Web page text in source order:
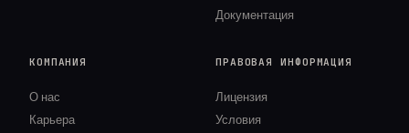
Документация
КОМПАНИЯ
О нас
Карьера
ПРАВОВАЯ ИНФОРМАЦИЯ
Лицензия
Условия